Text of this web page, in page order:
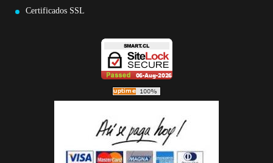
Certificados SSL